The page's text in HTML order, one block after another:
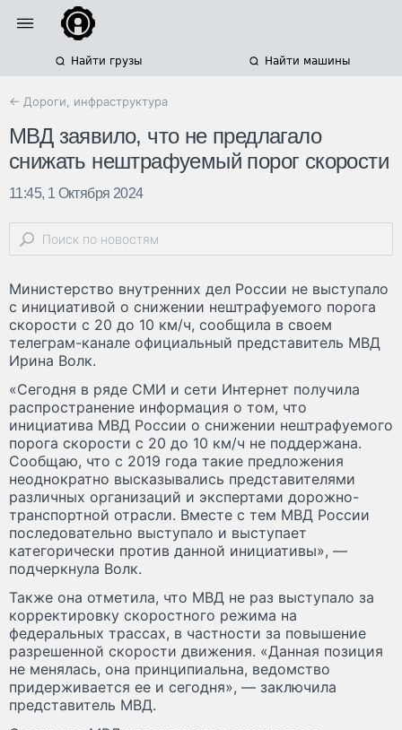
Найти грузы Найти машины
← Дороги, инфраструктура
МВД заявило, что не предлагало
снижать нештрафуемый порог скорости
11:45, 1 Октября 2024
Министерство внутренних дел России не выступало
с инициативой о снижении нештрафуемого порога
скорости с 20 до 10 км/ч, сообщила в своем
телеграм-канале официальный представитель МВД
Ирина Волк.
«Сегодня в ряде СМИ и сети Интернет получила
распространение информация о том, что
инициатива МВД России о снижении нештрафуемого
порога скорости с 20 до 10 км/ч не поддержана.
Сообщаю, что с 2019 года такие предложения
неоднократно высказывались представителями
различных организаций и экспертами дорожно-
транспортной отрасли. Вместе с тем МВД России
последовательно выступало и выступает
категорически против данной инициативы», —
подчеркнула Волк.
Также она отметила, что МВД не раз выступало за
корректировку скоростного режима на
федеральных трассах, в частности за повышение
разрешенной скорости движения. «Данная позиция
не менялась, она принципиальна, ведомство
придерживается ее и сегодня», — заключила
представитель МВД.